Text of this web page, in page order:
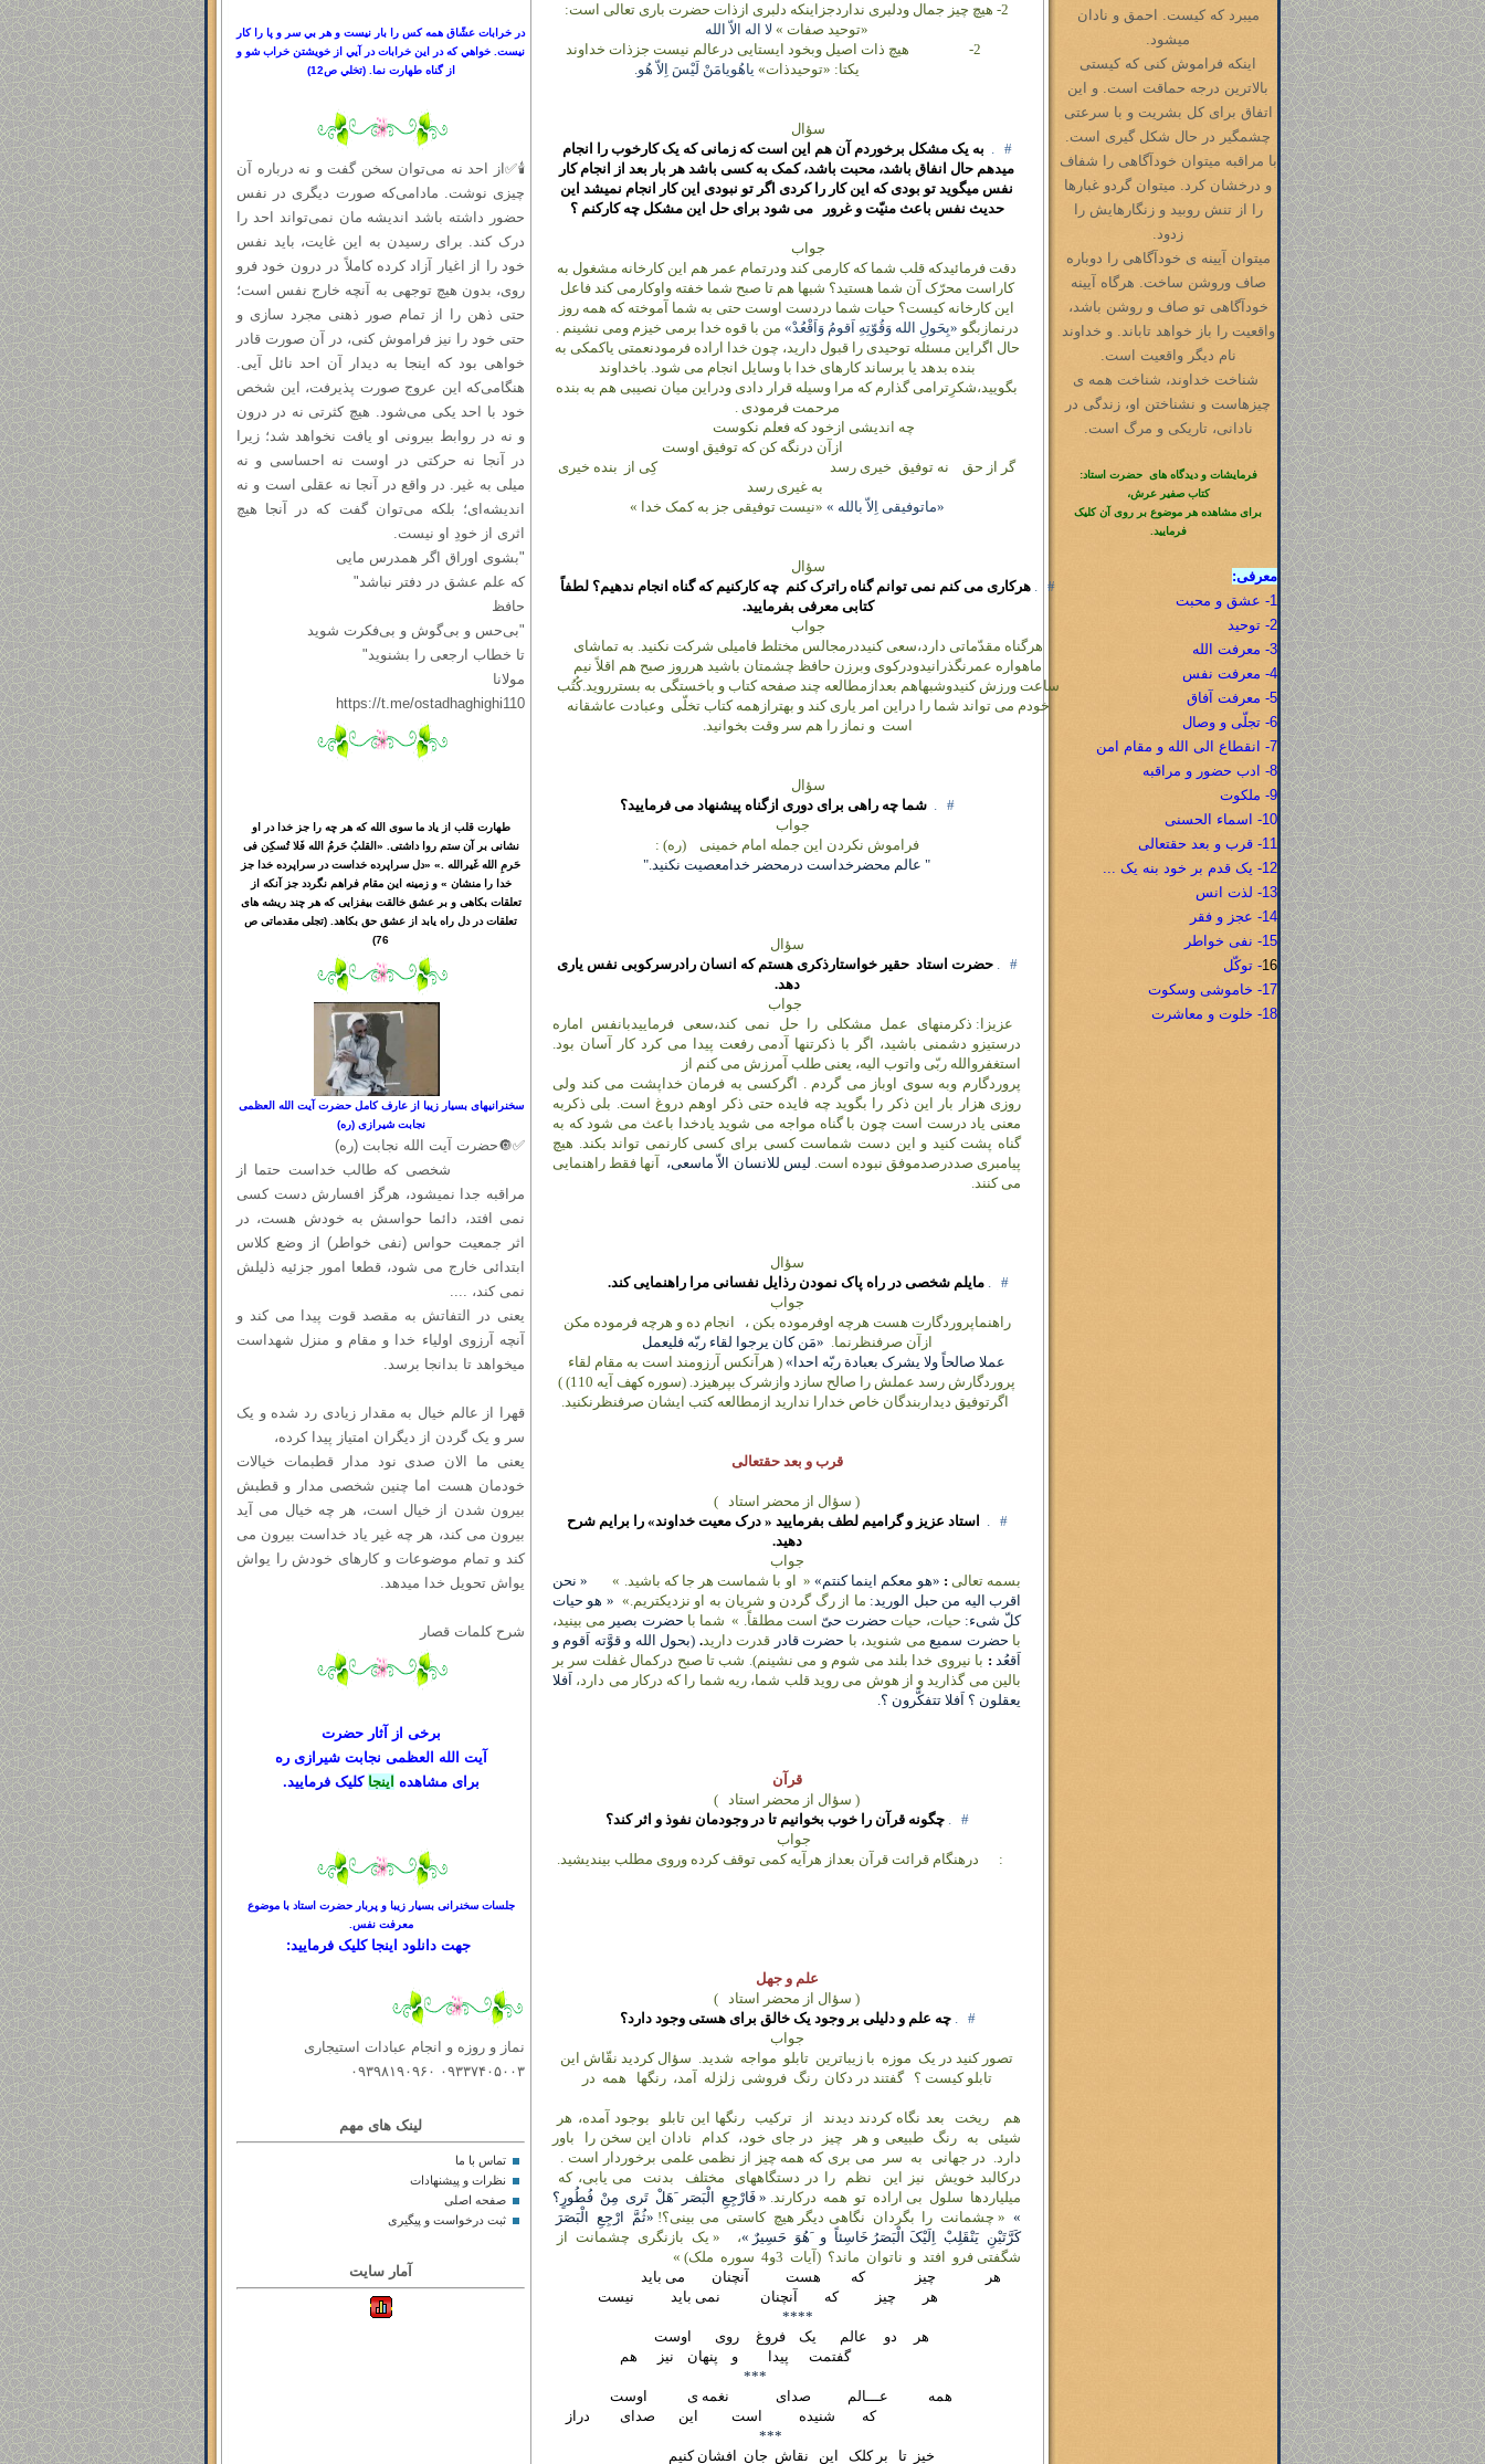
میبرد که کیست. احمق و نادان
میشود.
اینکه فراموش کنی که کیستی
بالاترین درجه حماقت است. و این
اتفاق برای کل بشریت و با سرعتی
چشمگیر در حال شکل گیری است.
با مراقبه میتوان خودآگاهی را شفاف
و درخشان کرد. میتوان گردو غبارها
را از تنش روبید و زنگارهایش را
زدود.
میتوان آیینه ی خودآگاهی را دوباره
صاف وروشن ساخت. هرگاه آیینه
خودآگاهی تو صاف و روشن باشد،
واقعیت را باز خواهد تاباند. و خداوند
نام دیگر واقعیت است.
شناخت خداوند، شناخت همه ی
چیزهاست و نشناختن او، زندگی در
نادانی، تاریکی و مرگ است.
فرمایشات و دیدگاه های حضرت استاد:
کتاب صفیر عرش،
برای مشاهده هر موضوع بر روی آن کلیک
فرمایید.
معرفی:
1- عشق و محبت
2- توحید
3- معرفت الله
4- معرفت نفس
5- معرفت آفاق
6- تجلّی و وصال
7- انقطاع الی الله و مقام امن
8- ادب حضور و مراقبه
9- ملکوت
10- اسماء الحسنی
11- قرب و بعد حقتعالی
12- یک قدم بر خود بنه یک ...
13- لذت انس
14- عجز و فقر
15- نفی خواطر
16- توکّل
17- خاموشی وسکوت
18- خلوت و معاشرت
2- هیچ چیز جمال ودلبری نداردجزاینکه دلبری ازذات حضرت باری تعالی است:
«توحید صفات » لا اله الاّ الله
2-
هیچ ذات اصیل وبخود ایستایی درعالم نیست جزذات خداوند
یکتا: «توحیدذات» یاهُویامَنْ لَیْسَ اِلاّ هُو.
سؤال
#
. به یک مشکل برخوردم آن هم این است که زمانی که یک کارخوب را انجام
میدهم حال انفاق باشد، محبت باشد، کمک به کسی باشد هر بار بعد از انجام کار
نفس میگوید تو بودی که این کار را کردی اگر تو نبودی این کار انجام نمیشد این
حدیث نفس باعث منیّت و غرور
می شود برای حل این مشکل چه کارکنم ؟
جواب
دقت فرمائیدکه قلب شما که کارمی کند ودرتمام عمر هم این کارخانه مشغول به
کاراست محرّک آن شما هستید؟ شبها هم تا صبح شما خفته واوکارمی کند فاعل
این کارخانه کیست؟ حیات شما دردست اوست حتی به شما آموخته که همه روز
درنمازبگو «بِحَولِ الله وَقُوّتِهِ اَقومُ وَاَقْعُدْ» من با قوه خدا برمی خیزم ومی نشینم .
حال اگراین مسئله توحیدی را قبول دارید، چون خدا اراده فرمودنعمتی یاکمکی به
بنده بدهد یا برساند کارهای خدا با وسایل انجام می شود. باخداوند
بگویید،شکرِترامی گذارم که مرا وسیله قرار دادی ودراین میان نصیبی هم به بنده
مرحمت فرمودی .
چه اندیشی ازخود که فعلم نکوست
ازآن درنگه کن که توفیق اوست
گر از حق
نه توفیق خیری رسد کِی از
بنده خیری
به غیری رسد
«ماتوفیقی اِلاّ بالله » «نیست توفیقی جز به کمک خدا »
سؤال
#
. هرکاری می کنم نمی توانم گناه راترک کنم چه کارکنیم که گناه انجام ندهیم؟ لطفاً
کتابی معرفی بفرمایید.
جواب
هرگناه مقدّماتی دارد،سعی کنیددرمجالس مختلط فامیلی شرکت نکنید. به تماشای
ماهواره عمرنگذرانیدودرکوی وبرزن حافظ چشمتان باشید هرروز صبح هم اقلاً نیم
ساعت ورزش کنیدوشبهاهم بعدازمطالعه چند صفحه کتاب و باخستگی به بسترروید.کُتُب
خودم می تواند شما را دراین امر یاری کند و بهترازهمه کتاب تخلّی وعبادت عاشقانه
است و نماز را هم سر وقت بخوانید.
سؤال
#
. شما چه راهی برای دوری ازگناه پیشنهاد می فرمایید؟
جواب
فراموش نکردن این جمله امام خمینی
(ره) :
" عالم محضرخداست درمحضر خدامعصیت نکنید."
سؤال
#
.حضرت استاد حقیر خواستارذکری هستم که انسان رادرسرکوبی نفس یاری
دهد.
جواب
عزیزا: ذکرمنهای عمل مشکلی را حل نمی کند،سعی فرماییدبانفس اماره
درستیزو دشمنی باشید، اگر با ذکرتنها آدمی رفعت پیدا می کرد کار آسان بود.
استغفروالله ربّی واتوب الیه، یعنی طلب آمرزش می کنم از
پروردگارم وبه سوی اوباز می گردم . اگرکسی به فرمان خداپشت می کند ولی
روزی هزار بار این ذکر را بگوید چه فایده حتی ذکر اوهم دروغ است. بلی ذکربه
معنی یاد درست است چون با گناه مواجه می شوید یادخدا باعث می شود که به
گناه پشت کنید و این دست شماست کسی برای کسی کارنمی تواند بکند. هیچ
پیامبری صددرصدموفق نبوده است. لیس للانسان الاّ ماسعی،
آنها فقط راهنمایی
می کنند.
سؤال
#
.مایلم شخصی در راه پاک نمودن رذایل نفسانی مرا راهنمایی کند.
جواب
راهنماپروردگارت هست هرچه اوفرموده بکن ،
انجام ده و هرچه فرموده مکن
ازآن صرفنظرنما. «مَن کان یرجوا لقاء ربّه فلیعمل
عملا صالحاً ولا یشرک بعبادة ربّه احدا» ( هرآنکس آرزومند است به مقام لقاء
پروردگارش رسد عملش را صالح سازد وازشرک بپرهیزد. (سوره کهف آیه 110) )
اگرتوفیق دیداربندگان خاص خدارا ندارید ازمطالعه کتب ایشان صرفنظرنکنید.
قرب و بعد حقتعالی
( سؤال از محضر استاد )
#
.
استاد عزیز و گرامیم لطف بفرمایید « درک معیت خداوند» را برایم شرح
دهید.
جواب
بسمه تعالی : «هو معکم اینما کنتم» « او با شماست هر جا که باشید. »
« نحن
اقرب الیه من حبل الورید: ما از رگ گردن و شریان به او نزدیکتریم.» « هو حیات
کلّ شیء: حیات، حیات حضرت حیّ است مطلقاً. » شما با حضرت بصیر می بینید،
با حضرت سمیع می شنوید، با حضرت قادر قدرت دارید. (بحول الله و قوَّته اَقوم و
اَقعُد: با نیروی خدا بلند می شوم و می نشینم). شب تا صبح درکمال غفلت سر بر
بالین می گذارید و از هوش می روید قلب شما، ریه شما را که درکار می دارد، اَفلا
یعقلون ؟ اَفلا تتفکَّرون ؟.
قرآن
( سؤال از محضر استاد )
#
. چگونه قرآن را خوب بخوانیم تا در وجودمان نفوذ و اثر کند؟
جواب
:
درهنگام قرائت قرآن بعداز هرآیه کمی توقف کرده وروی مطلب بیندیشید.
علم و جهل
( سؤال از محضر استاد )
#
. چه علم و دلیلی بر وجود یک خالق برای هستی وجود دارد؟
جواب
تصور کنید در یک موزه با زیباترین تابلو مواجه شدید. سؤال کردید نقّاش این
تابلو کیست ؟
گفتند در دکان رنگ فروشی زلزله آمد، رنگها همه در
هم ریخت بعد نگاه کردند دیدند از ترکیب رنگها این تابلو
بوجود آمده، هر
شیئی
به رنگ طبیعی و هر چیز در جای خود، کدام نادان این سخن را
باور
دارد. در جهانی به سر
می بری که همه چیز از نظمی علمی برخوردار است .
درکالبد خویش
نیز این نظم را در دستگاههای مختلف بدنت
می یابی، که
میلیاردها سلول بی اراده تو همه درکارند. « فَارْجِعِ الْبَصَر َهَلْ تَری مِنْ فُطُورٍ؟
» « چشمانت را بگردان نگاهی دیگر هیچ کاستی می بینی؟! «ثُمَّ ارْجِعِ
الْبَصَرَ
کَرَّتَیْنِ یَنْقَلِبْ اِلَیْکَ الْبَصَرُ خَاسِئاً و َهُوَ حَسِیرٌ »، « یک بازنگری چشمانت
از
شگفتی فرو
افتد و ناتوان ماند؟ (آیات 3و4 سوره ملک) »
هر
چیز که هست آنچنان
می باید
هر
چیز که آنچنان نمی باید
نیست
****
هر
دو عالم یک فروغ روی
اوست
گفتمت
پیدا و پنهان نیز
هم
***
همه
عـــالم صدای نغمه ی
اوست
که
شنیده است این صدای
دراز
***
خیز
تا بر کلک این نقاش جان افشان کنیم
در خرابات عشّاق همه كس را بار نيست و هر بي سر و پا را كار
نيست. خواهي كه در اين خرابات در آيي از خويشتن خراب شو و
از گناه طهارت نما.
(تخلي ص12)
🕯✅از احد نه می‌توان سخن گفت و نه درباره آن
چیزی نوشت. مادامی‌که صورت دیگری در نفس
حضور داشته باشد اندیشه‌ مان نمی‌تواند احد را
درک کند. برای رسیدن به این غایت، باید نفس
خود را از اغیار آزاد کرده کاملاً در درون خود فرو
روی، بدون هیچ توجهی به آنچه خارج نفس است؛
حتى ذهن را از تمام صور ذهنی مجرد سازی و
حتی خود را نیز فراموش کنی، در آن صورت قادر
خواهی بود که اینجا به دیدار آن احد نائل آیی.
هنگامی‌که این عروج صورت پذیرفت، این شخص
خود با احد یکی می‌شود. هیچ کثرتی نه در درون
و نه در روابط بیرونی او یافت نخواهد شد؛ زیرا
در آنجا نه حرکتی در اوست نه احساسی و نه
میلی به غیر. در واقع در آنجا نه عقلی است و نه
اندیشه‌ای؛ بلکه می‌توان گفت که در آنجا هیچ
اثری از خودِ او نیست.
"بشوی اوراق اگر همدرس مایی
که علم عشق در دفتر نباشد"
حافظ
"بی‌حس و بی‌گوش و بی‌فکرت شوید
تا خطاب ارجعی را بشنوید"
مولانا
https://t.me/ostadhaghighi110
طهارت قلب از یاد ما سوی الله که هر چه را جز خدا در او
نشانی بر آن ستم روا داشتی. «القلبُ حَرمُ الله فَلا تُسکِن فی
حَرمِ الله غَیرالله .» «دل سراپرده خداست در سراپرده خدا جز
خدا را منشان » و زمینه این مقام فراهم نگردد جز آنکه از
تعلقات بکاهی و بر عشق خالقت بیفزایی که هر چند ریشه های
تعلقات در دل راه یابد از عشق حق بکاهد. (تجلی مقدماتی ص
76)
سخنرانیهای بسیار زیبا از عارف کامل حضرت آیت الله العظمی
نجابت شیرازی (ره)
✅🔘حضرت آیت الله نجابت (ره)
شخصی که طالب خداست حتما از
مراقبه جدا نمیشود، هرگز افسارش دست کسی
نمی افتد، دائما حواسش به خودش هست، در
اثر جمعیت حواس (نفی خواطر) از وضع کلاس
ابتدائی خارج می شود، قطعا امور جزئیه ذلیلش
نمی کند، ....
یعنی در التفاتش به مقصد قوت پیدا می کند و
آنچه آرزوی اولیاء خدا و مقام و منزل شهداست
میخواهد تا بدانجا برسد.
قهرا از عالم خیال به مقدار زیادی رد شده و یک
سر و یک گردن از دیگران امتیاز پیدا کرده،
یعنی ما الان صدی نود مدار قطبمات خیالات
خودمان هست اما چنین شخصی مدار و قطبش
بیرون شدن از خیال است، هر چه خیال می آید
بیرون می کند، هر چه غیر یاد خداست بیرون می
کند و تمام موضوعات و کارهای خودش را یواش
یواش تحویل خدا میدهد.
شرح کلمات قصار
برخی از آثار حضرت
آیت الله العظمی نجابت شیرازی ره
برای مشاهده اینجا کلیک فرمایید.
جلسات سخنرانی بسیار زیبا و پربار حضرت استاد با موضوع
معرفت نفس.
جهت دانلود اینجا کلیک فرمایید:
نماز و روزه و انجام عبادات استیجاری
۰۹۳۳۷۴۰۵۰۰۳ ۰۹۳۹۸۱۹۰۹۶۰
لینک های مهم
تماس با ما
نظرات و پیشنهادات
صفحه اصلی
ثبت درخواست و پیگیری
آمار سایت